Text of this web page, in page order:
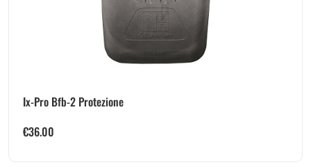
Ix-Pro Bfb-2 Protezione
€36.00